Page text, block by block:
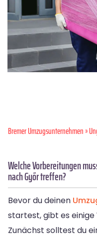
Bremer Umzugsunternehmen»
Welche Vorbereitungen
nach Győr treffen?
Bevor du deinen
startest, gibt es
Zunächst solltest du